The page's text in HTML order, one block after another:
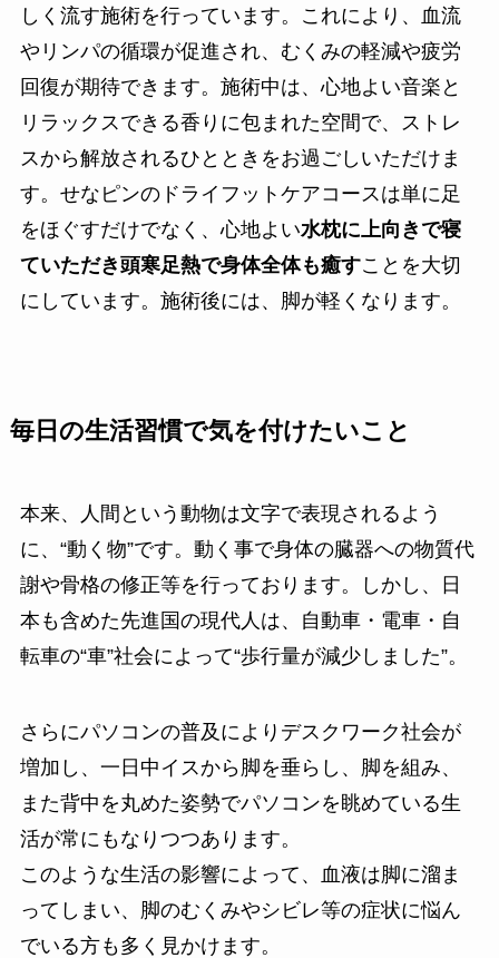
しく流す施術を行っています。これにより、血流
やリンパの循環が促進され、むくみの軽減や疲労
回復が期待できます。施術中は、心地よい音楽と
リラックスできる香りに包まれた空間で、ストレ
スから解放されるひとときをお過ごしいただけま
す。せなピンのドライフットケアコースは単に足
をほぐすだけでなく、心地よい水枕に上向きで寝
ていただき頭寒足熱で身体全体も癒すことを大切
にしています。施術後には、脚が軽くなります。
毎日の生活習慣で気を付けたいこと
本来、人間という動物は文字で表現されるよう
に、“動く物”です。動く事で身体の臓器への物質代
謝や骨格の修正等を行っております。しかし、日
本も含めた先進国の現代人は、自動車・電車・自
転車の“車”社会によって“歩行量が減少しました”。
さらにパソコンの普及によりデスクワーク社会が
増加し、一日中イスから脚を垂らし、脚を組み、
また背中を丸めた姿勢でパソコンを眺めている生
活が常にもなりつつあります。
このような生活の影響によって、血液は脚に溜ま
ってしまい、脚のむくみやシビレ等の症状に悩ん
でいる方も多く見かけます。